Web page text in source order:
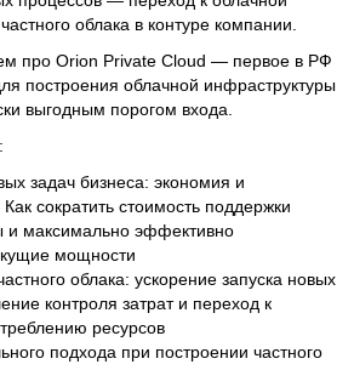
облака в контуре компании.
про Orion Private Cloud — первое в РФ
построения облачной инфраструктуры
выгодным порогом входа.
задач бизнеса: экономия и
сократить стоимость поддержки
и максимально эффективно
мощности
облака: ускорение запуска новых
контроля затрат и переход к
ресурсов
подхода при построении частного